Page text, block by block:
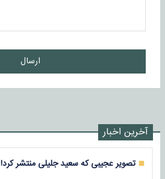
ارسال
آخرین اخبار
تصویر عجیبی که سعید جلیلی منتشر کرد!